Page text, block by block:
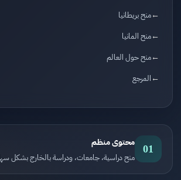
منح بريطانيا
منح المانيا
منح حول العالم
المرجع
01 محتوى منظم
منح دراسية، جامعات، ودراسة بالخارج بشكل